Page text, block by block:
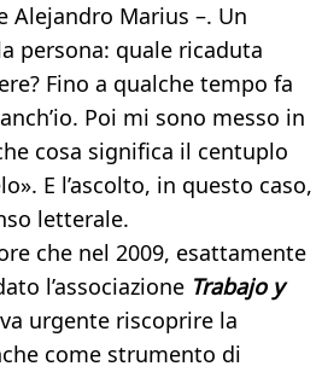
Alejandro Marius –. Un
persona: quale ricaduta
Fino a qualche tempo fa
Poi mi sono messo in
cosa significa il centuplo
E l’ascolto, in questo caso,
letterale.
che nel 2009, esattamente
l’associazione Trabajo y
urgente riscoprire la
come strumento di